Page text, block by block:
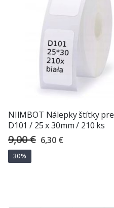
NIIMBOT Nálepky štítky pre
D101 / 25 x 30mm / 210 ks
9,00 € Special
Price
6,30 €
30%